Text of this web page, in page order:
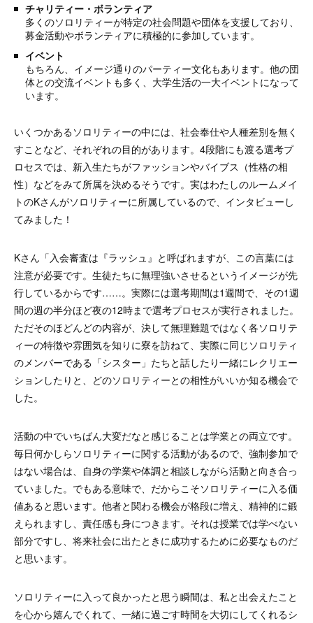
チャリティー・ボランティア
多くのソロリティーが特定の社会問題や団体を支援しており、
募金活動やボランティアに積極的に参加しています。
イベント
もちろん、イメージ通りのパーティー文化もあります。他の団
体との交流イベントも多く、大学生活の一大イベントになって
います。
いくつかあるソロリティーの中には、社会奉仕や人種差別を無く
すことなど、それぞれの目的があります。4段階にも渡る選考プ
ロセスでは、新入生たちがファッションやバイブス（性格の相
性）などをみて所属を決めるそうです。実はわたしのルームメイ
トのKさんがソロリティーに所属しているので、インタビューし
てみました！
Kさん「入会審査は『ラッシュ』と呼ばれますが、この言葉には
注意が必要です。生徒たちに無理強いさせるというイメージが先
行しているからです……。実際には選考期間は1週間で、その1週
間の週の半分ほど夜の12時まで選考プロセスが実行されました。
ただそのほどんどの内容が、決して無理難題ではなく各ソロリテ
ィーの特徴や雰囲気を知りに寮を訪ねて、実際に同じソロリティ
のメンバーである「シスター」たちと話したり一緒にレクリエー
ションしたりと、どのソロリティーとの相性がいいか知る機会で
した。
活動の中でいちばん大変だなと感じることは学業との両立です。
毎日何かしらソロリティーに関する活動があるので、強制参加で
はない場合は、自身の学業や体調と相談しながら活動と向き合っ
ていました。でもある意味で、だからこそソロリティーに入る価
値あると思います。他者と関わる機会が格段に増え、精神的に鍛
えられますし、責任感も身につきます。それは授業では学べない
部分ですし、将来社会に出たときに成功するために必要なものだ
と思います。
ソロリティーに入って良かったと思う瞬間は、私と出会えたこと
を心から嬉んでくれて、一緒に過ごす時間を大切にしてくれるシ